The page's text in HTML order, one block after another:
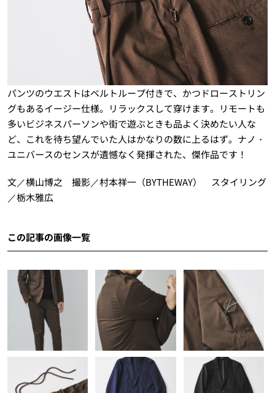
パンツのウエストはベルトループ付きで、かつドローストリン
グもあるイージー仕様。リラックスして穿けます。リモートも
多いビジネスパーソンや街で遊ぶときも品よく決めたい人な
ど、これを待ち望んでいた人はかなりの数に上るはず。ナノ・
ユニバースのセンスが遺憾なく発揮された、傑作品です！
文／横山博之 撮影／村本祥一（BYTHEWAY） スタイリング
／栃木雅広
この記事の画像一覧